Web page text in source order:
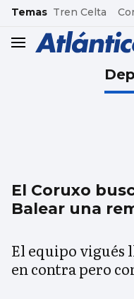
common.go-to-content
Temas Tren Celta
header.menu.open
El Coruxo
Balear una
El equipo vigués
en contra pero